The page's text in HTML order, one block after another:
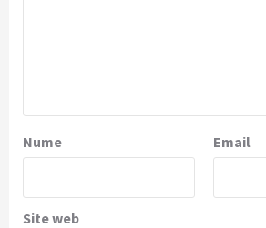
Nume Email
Site web